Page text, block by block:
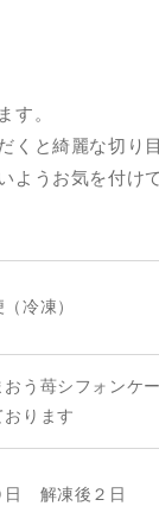
す。
くと綺麗な切り
ようお気を付け
冷凍）
おう苺シフォンケ
おります
日 解凍後２日